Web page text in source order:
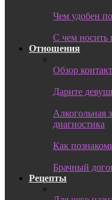
Чем удобен
С чем носить
Отношения
Обзор
Дарите
Алкогольная
диагностика
Как
Брачный
Рецепты